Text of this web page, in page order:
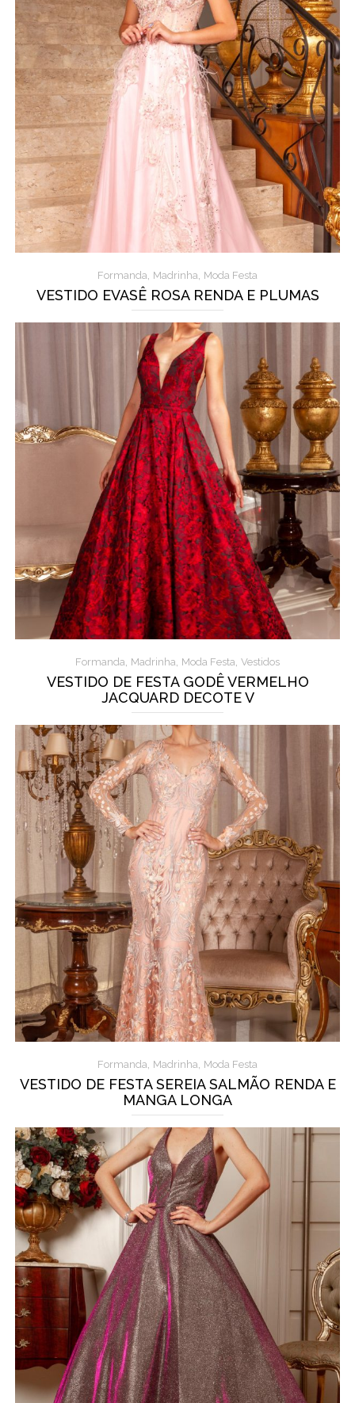
Formanda, Madrinha, Moda Festa
VESTIDO EVASÊ ROSA RENDA E PLUMAS
Formanda, Madrinha, Moda Festa, Vestidos
VESTIDO DE FESTA GODÊ VERMELHO
JACQUARD DECOTE V
Formanda, Madrinha, Moda Festa
VESTIDO DE FESTA SEREIA SALMÃO RENDA E
MANGA LONGA